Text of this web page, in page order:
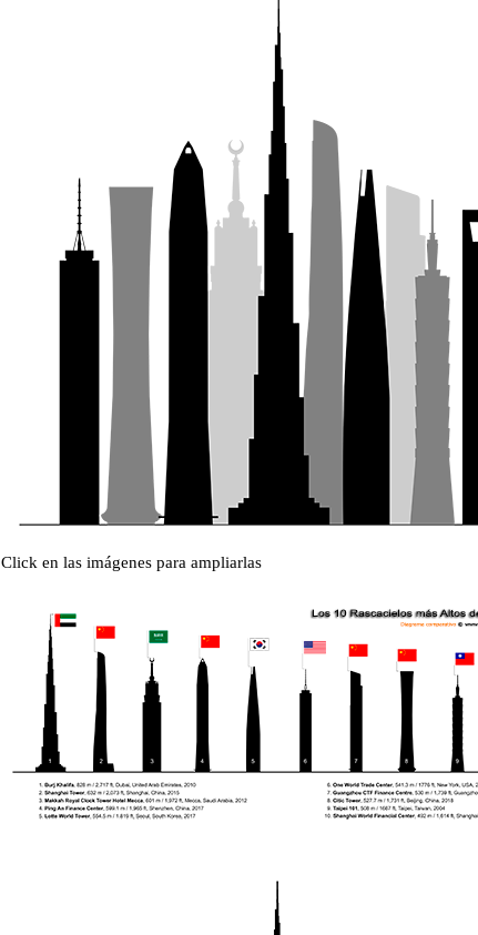
Click en las imágenes para ampliarlas